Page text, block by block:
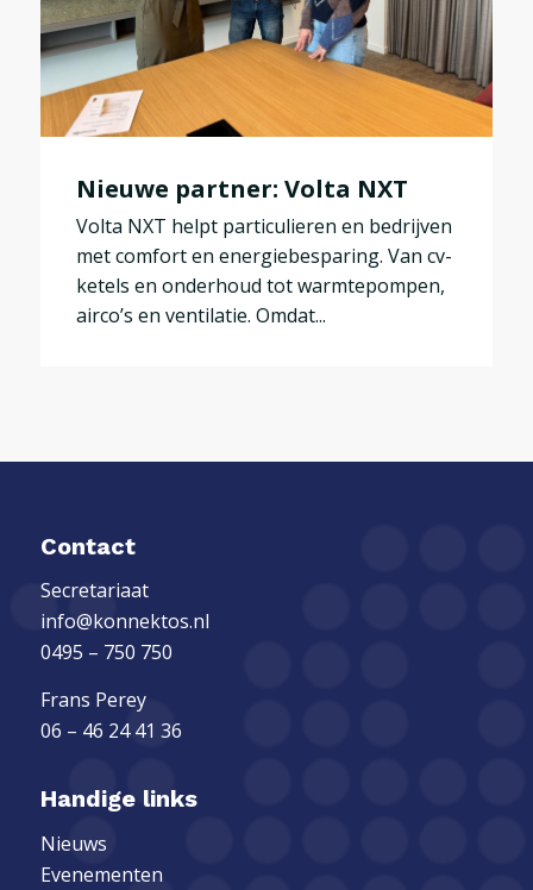
Nieuwe partner: Volta NXT
Volta NXT helpt particulieren en bedrijven
met comfort en energiebesparing. Van cv-
ketels en onderhoud tot warmtepompen,
airco’s en ventilatie. Omdat...
Contact
Secretariaat
info@konnektos.nl
0495 – 750 750
Frans Perey
06 – 46 24 41 36
Handige links
Nieuws
Evenementen